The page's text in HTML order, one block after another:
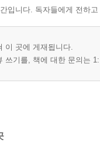
입니다. 독자들에게 전하
이 곳에 게재됩니다.
쓰기를, 책에 대한 문의는